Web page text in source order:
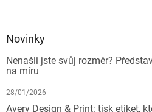
Novinky
Nenašli jste svůj rozměr?
na míru
28/01/2026
Avery Design & Print: tisk etiket,